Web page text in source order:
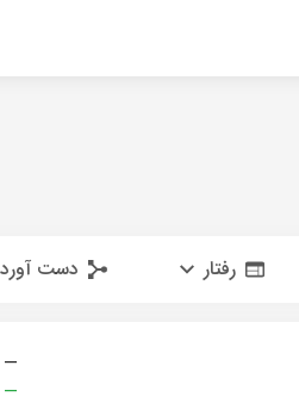
رفتار دست
—
—